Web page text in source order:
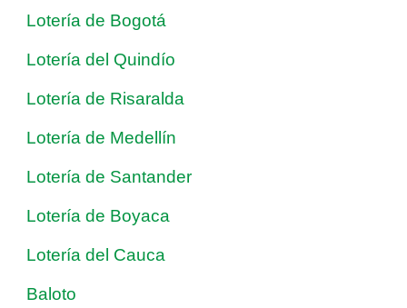
Lotería de Bogotá
Lotería del Quindío
Lotería de Risaralda
Lotería de Medellín
Lotería de Santander
Lotería de Boyaca
Lotería del Cauca
Baloto